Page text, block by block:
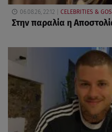
06.08.26, 22:12 CELEBRITIES &
Στην παραλία η